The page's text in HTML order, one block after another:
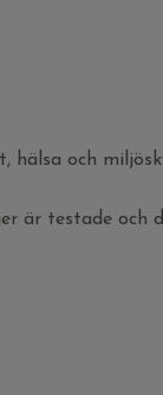
hälsa och
är testade och